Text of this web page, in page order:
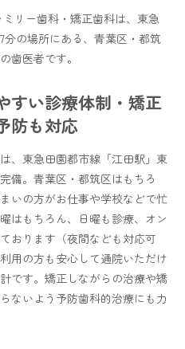
リー歯科・矯正歯科は、東急
分の場所にある、青葉区・都筑
歯医者です。
い診療体制・矯正
防も対応
、東急田園都市線「江田駅」東
備。青葉区・都筑区はもちろ
いの方がお仕事や学校などで忙
はもちろん、日曜も診療、オン
おります（夜間なども対応可
用の方も安心して通院いただけ
です。矯正しながらの治療や矯
ないよう予防歯科的治療にも力